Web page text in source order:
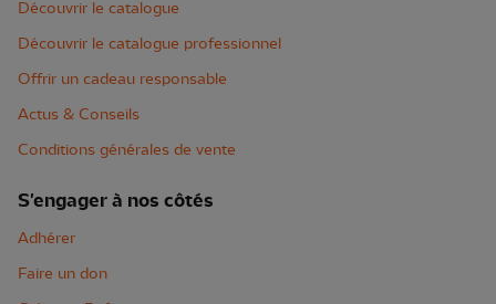
Découvrir le catalogue
Découvrir le catalogue professionnel
Offrir un cadeau responsable
Actus & Conseils
Conditions générales de vente
S'engager à nos côtés
Adhérer
Faire un don